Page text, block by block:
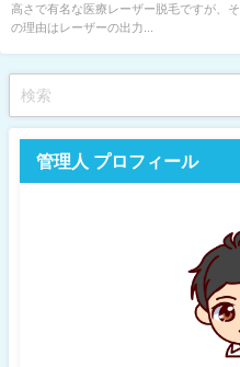
高さで有名な医療レーザー脱毛ですが、そ
の理由はレーザーの出力...
管理人 プロフィール